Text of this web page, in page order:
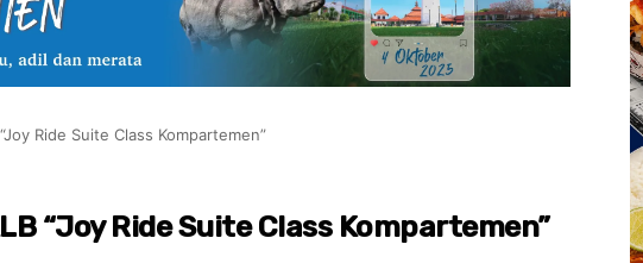
Ride Suite Class Kompartemen”
“Joy Ride Suite Class Kompartemen”